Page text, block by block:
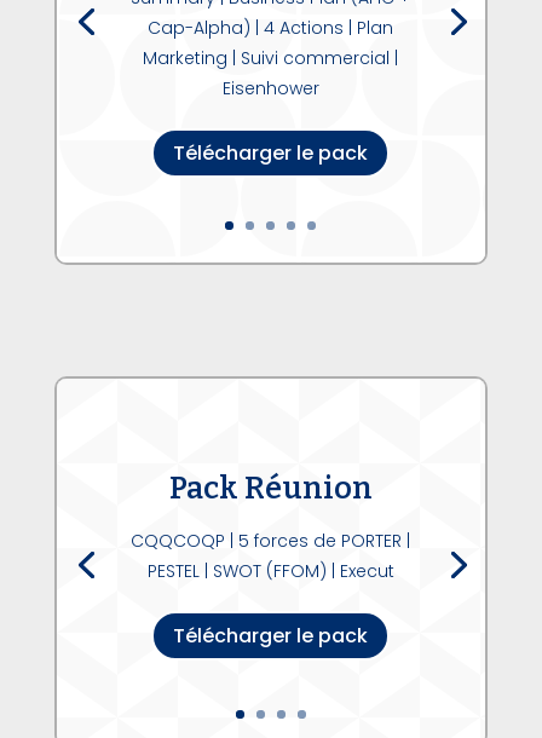
Cap-Alpha) | 4 Actions | Plan
Marketing | Suivi commercial |
Eisenhower
Télécharger le pack
Pack Réunion
CQQCOQP | 5 forces de PORTER |
PESTEL | SWOT (FFOM) | Execut
Télécharger le pack